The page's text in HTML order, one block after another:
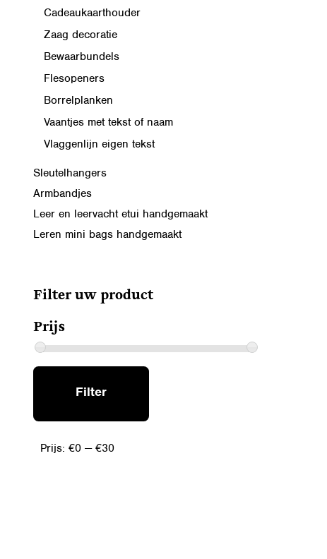
Cadeaukaarthouder
Zaag decoratie
Bewaarbundels
Flesopeners
Borrelplanken
Vaantjes met tekst of naam
Vlaggenlijn eigen tekst
Sleutelhangers
Armbandjes
Leer en leervacht etui handgemaakt
Leren mini bags handgemaakt
Filter uw product
Prijs
Filter
Prijs: €0 — €30